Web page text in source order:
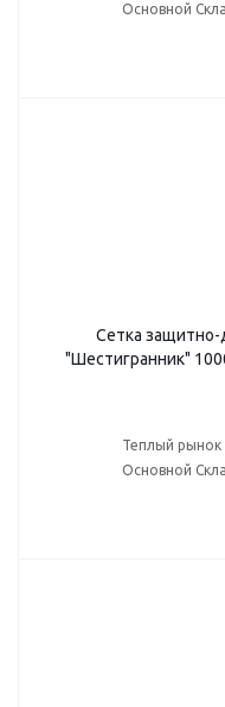
Основной
Сетка защитно-
"Шестигранник"
Теплый рынок
Основной